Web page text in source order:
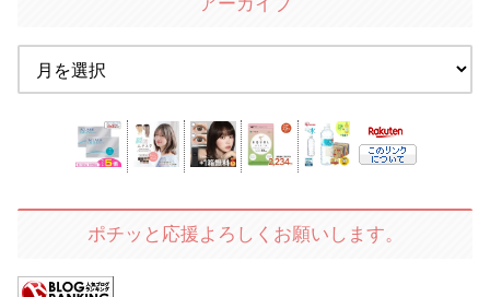
ポチッと応援よろしくお願いします。